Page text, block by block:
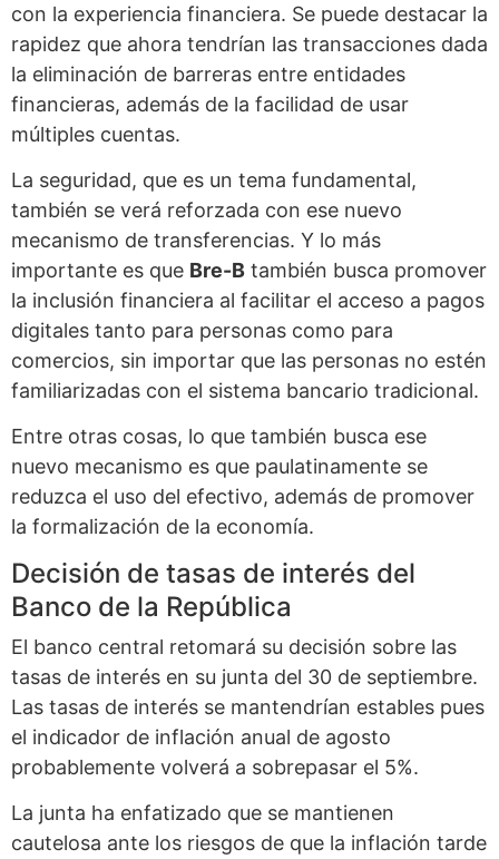
con la experiencia financiera. Se puede destacar la
rapidez que ahora tendrían las transacciones dada
la eliminación de barreras entre entidades
financieras, además de la facilidad de usar
múltiples cuentas.
La seguridad, que es un tema fundamental,
también se verá reforzada con ese nuevo
mecanismo de transferencias. Y lo más
importante es que Bre-B también busca promover
la inclusión financiera al facilitar el acceso a pagos
digitales tanto para personas como para
comercios, sin importar que las personas no estén
familiarizadas con el sistema bancario tradicional.
Entre otras cosas, lo que también busca ese
nuevo mecanismo es que paulatinamente se
reduzca el uso del efectivo, además de promover
la formalización de la economía.
Decisión de tasas de interés del
Banco de la República
El banco central retomará su decisión sobre las
tasas de interés en su junta del 30 de septiembre.
Las tasas de interés se mantendrían estables pues
el indicador de inflación anual de agosto
probablemente volverá a sobrepasar el 5%.
La junta ha enfatizado que se mantienen
cautelosa ante los riesgos de que la inflación tarde